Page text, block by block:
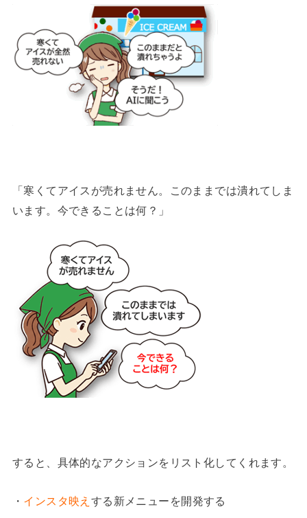
「寒くてアイスが売れません。このままでは潰れてしま
います。今できることは何？」
すると、具体的なアクションをリスト化してくれます。
・ インスタ映え する新メニューを開発する